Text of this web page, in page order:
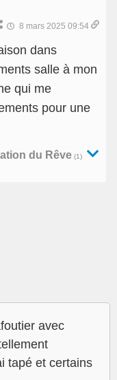
8 mars 2025 09:54
dans
salle à mon
qui me
pour une
du Rêve (1)
avec
tapé et certains